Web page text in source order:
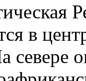
в
севере